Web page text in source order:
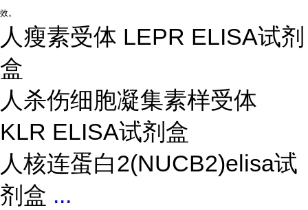
效。
人瘦素受体 LEPR ELISA试剂
盒
人杀伤细胞凝集素样受体
KLR ELISA试剂盒
人核连蛋白2(NUCB2)elisa试
剂盒 ...